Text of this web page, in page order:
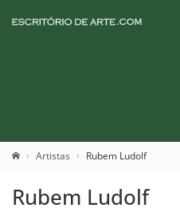
Artistas Rubem Ludolf
Rubem Ludolf